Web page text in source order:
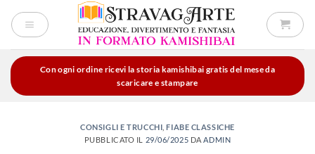
Con ogni ordine ricevi la storia kamishibai gratis del mese da
scaricare e stampare
CONSIGLI E TRUCCHI ,FIABE CLASSICHE
PUBBLICATO IL
29/06/2025 DA ADMIN